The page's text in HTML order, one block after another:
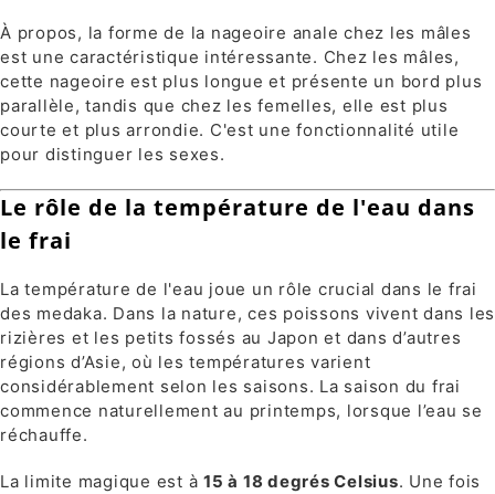
À propos, la forme de la nageoire anale chez les mâles
est une caractéristique intéressante. Chez les mâles,
cette nageoire est plus longue et présente un bord plus
parallèle, tandis que chez les femelles, elle est plus
courte et plus arrondie. C'est une fonctionnalité utile
pour distinguer les sexes.
Le rôle de la température de l'eau dans
le frai
La température de l'eau joue un rôle crucial dans le frai
des medaka. Dans la nature, ces poissons vivent dans les
rizières et les petits fossés au Japon et dans d’autres
régions d’Asie, où les températures varient
considérablement selon les saisons. La saison du frai
commence naturellement au printemps, lorsque l’eau se
réchauffe.
La limite magique est à 15 à 18 degrés Celsius. Une fois